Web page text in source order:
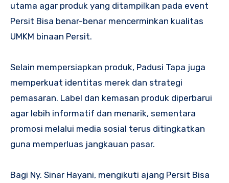
utama agar produk yang ditampilkan pada event
Persit Bisa benar-benar mencerminkan kualitas
UMKM binaan Persit.
Selain mempersiapkan produk, Padusi Tapa juga
memperkuat identitas merek dan strategi
pemasaran. Label dan kemasan produk diperbarui
agar lebih informatif dan menarik, sementara
promosi melalui media sosial terus ditingkatkan
guna memperluas jangkauan pasar.
Bagi Ny. Sinar Hayani, mengikuti ajang Persit Bisa